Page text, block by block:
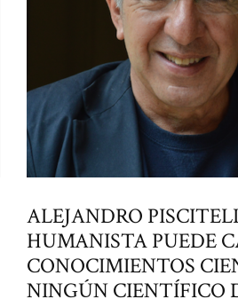
ALEJANDRO
HUMANISTA PUEDE
CONOCIMIENTOS
NINGÚN CIENTÍFICO